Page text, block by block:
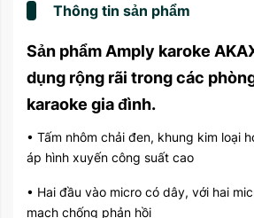
Thông tin sản phẩm
Sản phẩm Amply karoke
dụng rộng rãi trong các
karaoke gia đình.
• Tấm nhôm chải đen, khung kim loại
áp hình xuyến công suất cao
• Hai đầu vào micro có dây, với hai
mạch chống phản hồi